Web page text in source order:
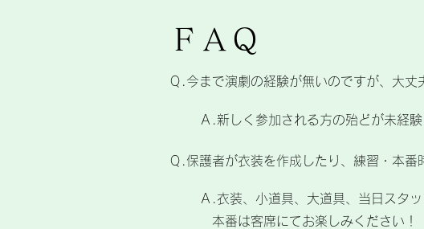
ＦＡＱ
Ｑ.今まで演劇の経験が無いのですが、大丈
Ａ.新しく参加される方の殆どが未経
Ｑ.保護者が衣装を作成したり、練習・本
Ａ.衣装、小道具、大道具、当日スタ
本番は客席にてお楽しみください！